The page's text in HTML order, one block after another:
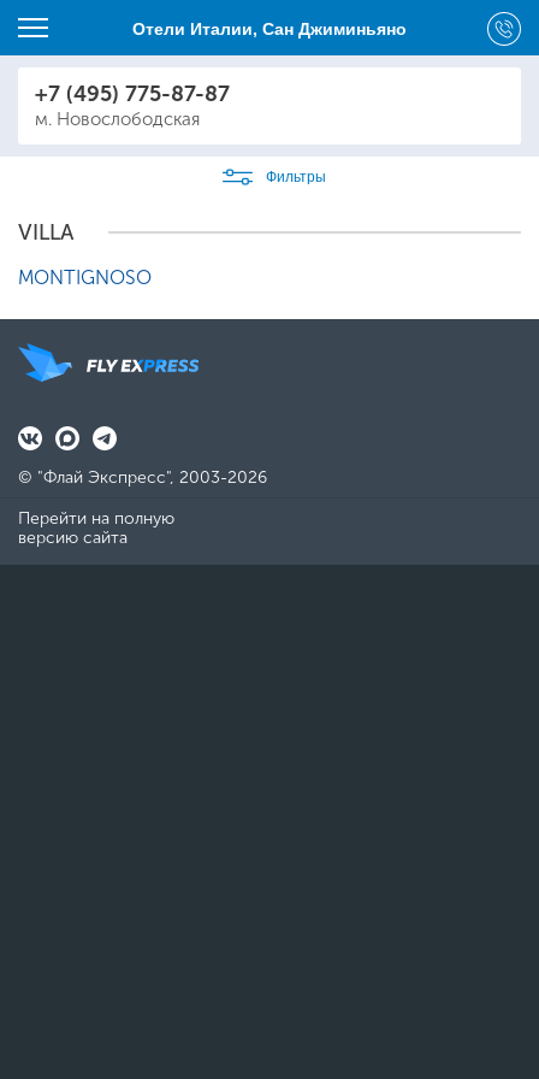
Отели Италии, Сан Джиминьяно
+7 (495) 775-87-87
м. Новослободская
Фильтры
VILLA
MONTIGNOSO
© "Флай Экспресс", 2003-2026
Перейти на полную
версию сайта